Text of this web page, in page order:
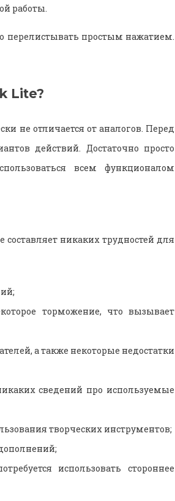
работы.
перелистывать простым нажатием.
Lite?
не отличается от аналогов. Перед
действий. Достаточно просто
всем функционалом
никаких трудностей для
торможение, что вызывает
а также некоторые недостатки
сведений про используемые
творческих инструментов;
использовать стороннее